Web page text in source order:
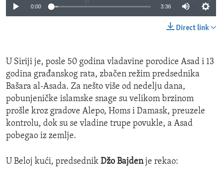
0:00 3:36
Direct link
U Siriji je, posle 50 godina vladavine porodice Asad i 13
godina građanskog rata, zbačen režim predsednika
Bašara al-Asada. Za nešto više od nedelju dana,
pobunjeničke islamske snage su velikom brzinom
prošle kroz gradove Alepo, Homs i Damask, preuzele
kontrolu, dok su se vladine trupe povukle, a Asad
pobegao iz zemlje.
U Beloj kući, predsednik Džo Bajdenje rekao: